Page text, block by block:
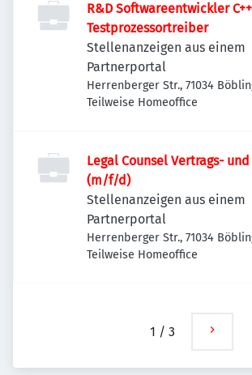
R&D Softwareentwickler
Testprozessortreiber
Stellenanzeigen aus einem
Partnerportal
Herrenberger Str., 71034
Deutschland
Teilweise Homeoffice
Legal Counsel Vertrags-
(m/f/d)
Stellenanzeigen aus einem
Partnerportal
Herrenberger Str., 71034
Deutschland
Teilweise Homeoffice
1 / 3